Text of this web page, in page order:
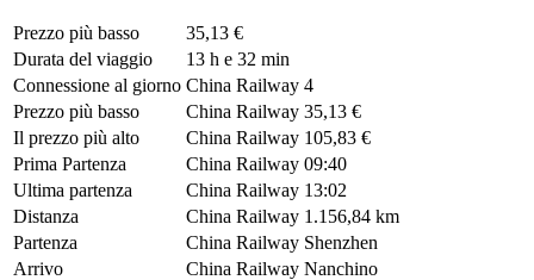
Prezzo più basso
35,13 €
Durata del viaggio
13 h e 32 min
Connessione al giorno China Railway 4
Prezzo più basso
China Railway 35,13 €
Il prezzo più alto
China Railway 105,83 €
Prima Partenza
China Railway 09:40
Ultima partenza
China Railway 13:02
Distanza
China Railway 1.156,84 km
Partenza
China Railway Shenzhen
Arrivo
China Railway Nanchino